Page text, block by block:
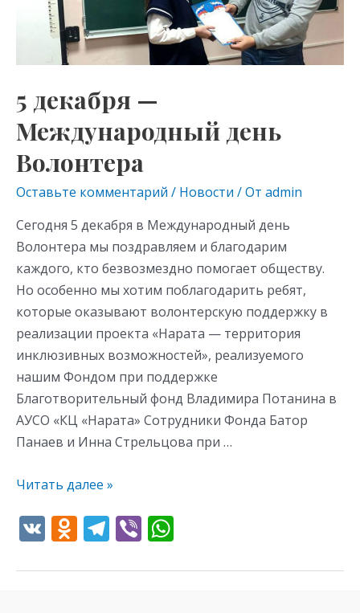
5 декабря —
Международный день
Волонтера
Оставьте комментарий / Новости / От admin
Сегодня 5 декабря в Международный день
Волонтера мы поздравляем и благодарим
каждого, кто безвозмездно помогает обществу.
Но особенно мы хотим поблагодарить ребят,
которые оказывают волонтерскую поддержку в
реализации проекта «Нарата — территория
инклюзивных возможностей», реализуемого
нашим Фондом при поддержке
Благотворительный фонд Владимира Потанина в
АУСО «КЦ «Нарата» Сотрудники Фонда Батор
Панаев и Инна Стрельцова при …
Волонтера
Читать далее »
V O
n
T
e
Vi
er at